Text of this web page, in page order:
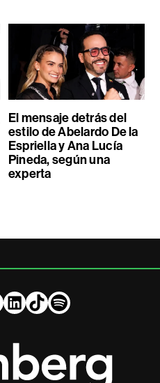
El mensaje detrás del
estilo de Abelardo De la
Espriella y Ana Lucía
Pineda, según una
experta